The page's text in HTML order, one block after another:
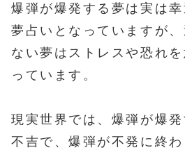
爆弾が爆発する夢は実は
夢占いとなっていますが
ない夢はストレスや恐れ
っています。
現実世界では、爆弾が爆発
不吉で、爆弾が不発に終